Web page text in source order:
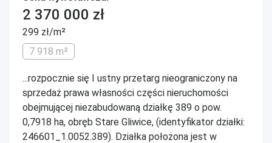
2 370 000 zł
299 zł/m²
7 918 m²
...rozpocznie się I ustny przetarg nieograniczony na
sprzedaż prawa własności części nieruchomości
obejmującej niezabudowaną działkę 389 o pow.
0,7918 ha, obręb Stare Gliwice, (identyfikator działki:
246601_1.0052.389). Działka położona jest w